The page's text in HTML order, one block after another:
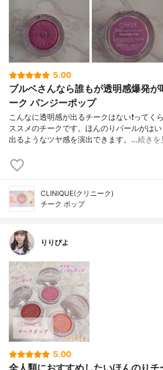
5.00
ブルベさんなら誰もが透明感爆発
ーク パンジーポップ
こんなに透明感が出るチークはない❗ってく
ススメのチークです。ほんのりパールがは
出るようなツヤ感を演出できます。…続きを
CLINIQUE(クリニーク)
チーク ポップ
りりびよ
5.00
全人類におすすめしたいほんのりチ